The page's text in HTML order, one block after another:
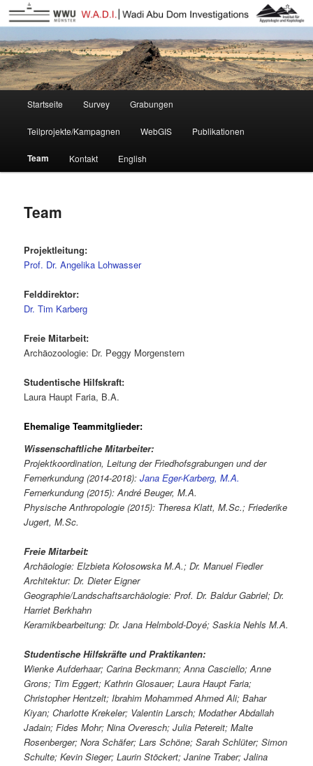
W.A.D.I.-DE
Wadi Abu Dom Itinerary
Zum
Inhalt
wechseln
Startseite Survey Grabungen
Teilprojekte/Kampagnen WebGIS Publikationen
Team Kontakt English
Team
Projektleitung:
Prof. Dr. Angelika Lohwasser
Felddirektor:
Dr. Tim Karberg
Freie Mitarbeit:
Archäozoologie: Dr. Peggy Morgenstern
Studentische Hilfskraft:
Laura Haupt Faria, B.A.
Ehemalige Teammitglieder:
Wissenschaftliche Mitarbeiter:
Projektkoordination, Leitung der Friedhofsgrabungen und der
Fernerkundung (2014-2018):Jana Eger-Karberg, M.A.
Fernerkundung (2015): André Beuger, M.A.
Physische Anthropologie (2015): Theresa Klatt, M.Sc.; Friederike
Jugert, M.Sc.
Freie Mitarbeit:
Archäologie: Elzbieta Kołosowska M.A.; Dr. Manuel Fiedler
Architektur: Dr. Dieter Eigner
Geographie/Landschaftsarchäologie: Prof. Dr. Baldur Gabriel; Dr.
Harriet Berkhahn
Keramikbearbeitung: Dr. Jana Helmbold-Doyé; Saskia Nehls M.A.
Studentische Hilfskräfte und Praktikanten:
Wienke Aufderhaar; Carina Beckmann; Anna Casciello; Anne
Grons; Tim Eggert; Kathrin Glosauer; Laura Haupt Faria;
Christopher Hentzelt; Ibrahim Mohammed Ahmed Ali; Bahar
Kiyan; Charlotte Krekeler; Valentin Larsch; Modather Abdallah
Jadain; Fides Mohr; Nina Overesch; Julia Petereit; Malte
Rosenberger; Nora Schäfer; Lars Schöne; Sarah Schlüter; Simon
Schulte; Kevin Sieger; Laurin Stöckert; Janine Traber; Jalina